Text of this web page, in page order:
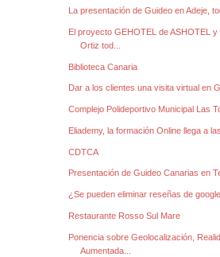
La presentación de Guideo en Adeje,
El proyecto GEHOTEL de ASHOTEL y
Ortiz tod...
Biblioteca Canaria
Dar a los clientes una visita virtual en
Complejo Polideportivo Municipal Las
Eliademy, la formación Online llega a
CDTCA
Presentación de Guideo Canarias en
¿Se pueden eliminar reseñas de
Restaurante Rosso Sul Mare
Ponencia sobre Geolocalización,
Aumentada...